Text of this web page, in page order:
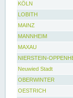
KÖLN
LOBITH
MAINZ
MANNHEIM
MAXAU
NIERSTEIN-
Neuwied Stadt
OBERWINTER
OESTRICH